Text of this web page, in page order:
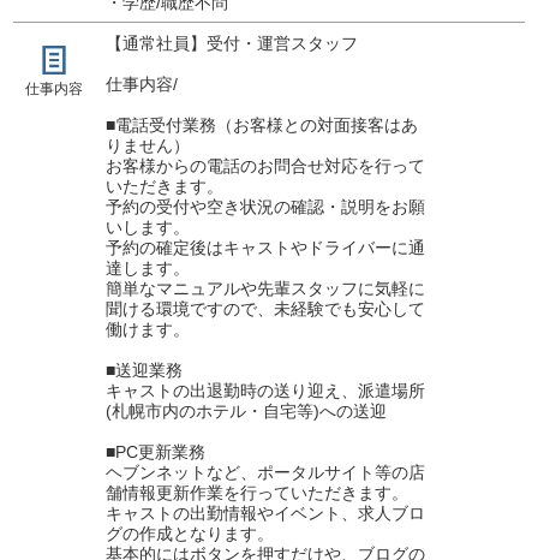
仕事内容
【通常社員】受付・運営スタッフ
仕事内容/
■電話受付業務（お客様との対面接客はあ
りません）
お客様からの電話のお問合せ対応を行って
いただきます。
予約の受付や空き状況の確認・説明をお願
いします。
予約の確定後はキャストやドライバーに通
達します。
簡単なマニュアルや先輩スタッフに気軽に
聞ける環境ですので、未経験でも安心して
働けます。
■送迎業務
キャストの出退勤時の送り迎え、派遣場所
(札幌市内のホテル・自宅等)への送迎
■PC更新業務
ヘブンネットなど、ポータルサイト等の店
舗情報更新作業を行っていただきます。
キャストの出勤情報やイベント、求人ブロ
グの作成となります。
基本的にはボタンを押すだけや、ブログの